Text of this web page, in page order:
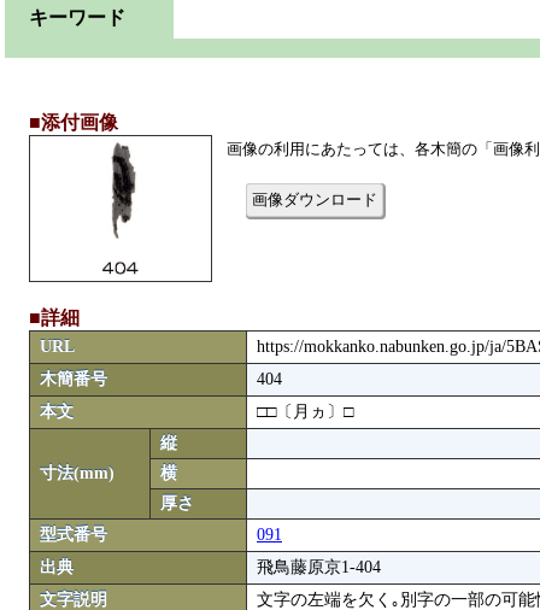
キーワード
■添付画像
画像の利用にあたっては、各木簡の「画像
画像ダウンロード
■詳細
URL
https://mokkanko.nabunken.go.jp/ja/
木簡番号
404
本文
□□〔月ヵ〕□
寸法(mm)
縦
横
厚さ
型式番号
091
出典
飛鳥藤原京1-404
文字説明
文字の左端を欠く｡別字の一部の可能